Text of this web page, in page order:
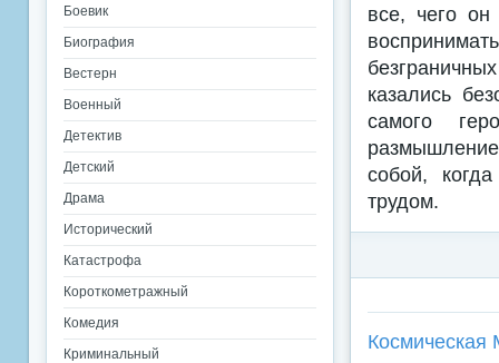
все, чего
казались
самого
размышление
собой,
трудом.
Боевик
Биография
Вестерн
Военный
Детектив
Детский
Драма
Исторический
Катастрофа
Короткометражный
Комедия
Криминальный